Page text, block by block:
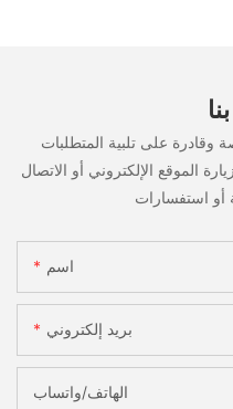
وقادرة على تلبية المتطلبات
الموقع الإلكتروني أو الاتصال
اسم
بريد إلكتروني
الهاتف/واتساب